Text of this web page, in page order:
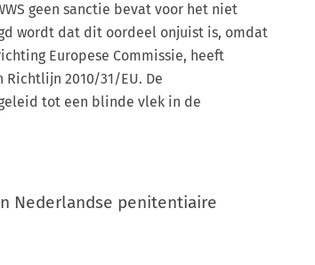
geen sanctie bevat voor het niet
wordt dat dit oordeel onjuist is, omdat
Europese Commissie, heeft
2010/31/EU. De
tot een blinde vlek in de
Nederlandse penitentiaire